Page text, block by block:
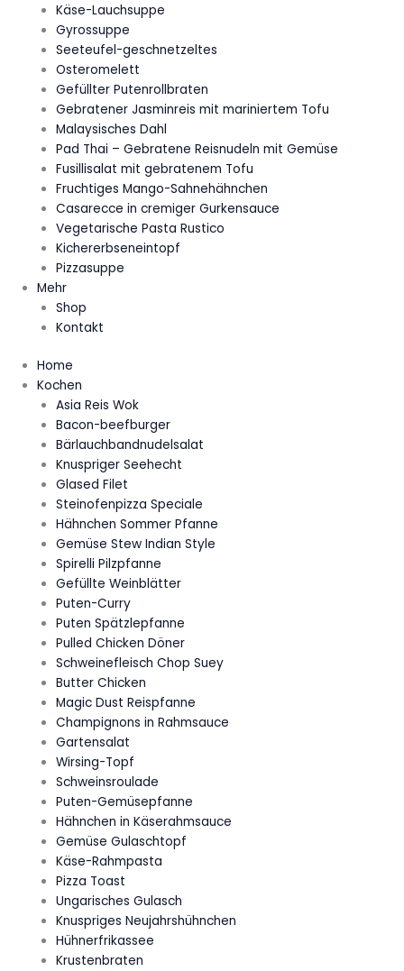
Käse-Lauchsuppe
Gyrossuppe
Seeteufel-geschnetzeltes
Osteromelett
Gefüllter Putenrollbraten
Gebratener Jasminreis mit mariniertem Tofu
Malaysisches Dahl
Pad Thai – Gebratene Reisnudeln mit Gemüse
Fusillisalat mit gebratenem Tofu
Fruchtiges Mango-Sahnehähnchen
Casarecce in cremiger Gurkensauce
Vegetarische Pasta Rustico
Kichererbseneintopf
Pizzasuppe
Mehr
Shop
Kontakt
Home
Kochen
Asia Reis Wok
Bacon-beefburger
Bärlauchbandnudelsalat
Knuspriger Seehecht
Glased Filet
Steinofenpizza Speciale
Hähnchen Sommer Pfanne
Gemüse Stew Indian Style
Spirelli Pilzpfanne
Gefüllte Weinblätter
Puten-Curry
Puten Spätzlepfanne
Pulled Chicken Döner
Schweinefleisch Chop Suey
Butter Chicken
Magic Dust Reispfanne
Champignons in Rahmsauce
Gartensalat
Wirsing-Topf
Schweinsroulade
Puten-Gemüsepfanne
Hähnchen in Käserahmsauce
Gemüse Gulaschtopf
Käse-Rahmpasta
Pizza Toast
Ungarisches Gulasch
Knuspriges Neujahrshühnchen
Hühnerfrikassee
Krustenbraten